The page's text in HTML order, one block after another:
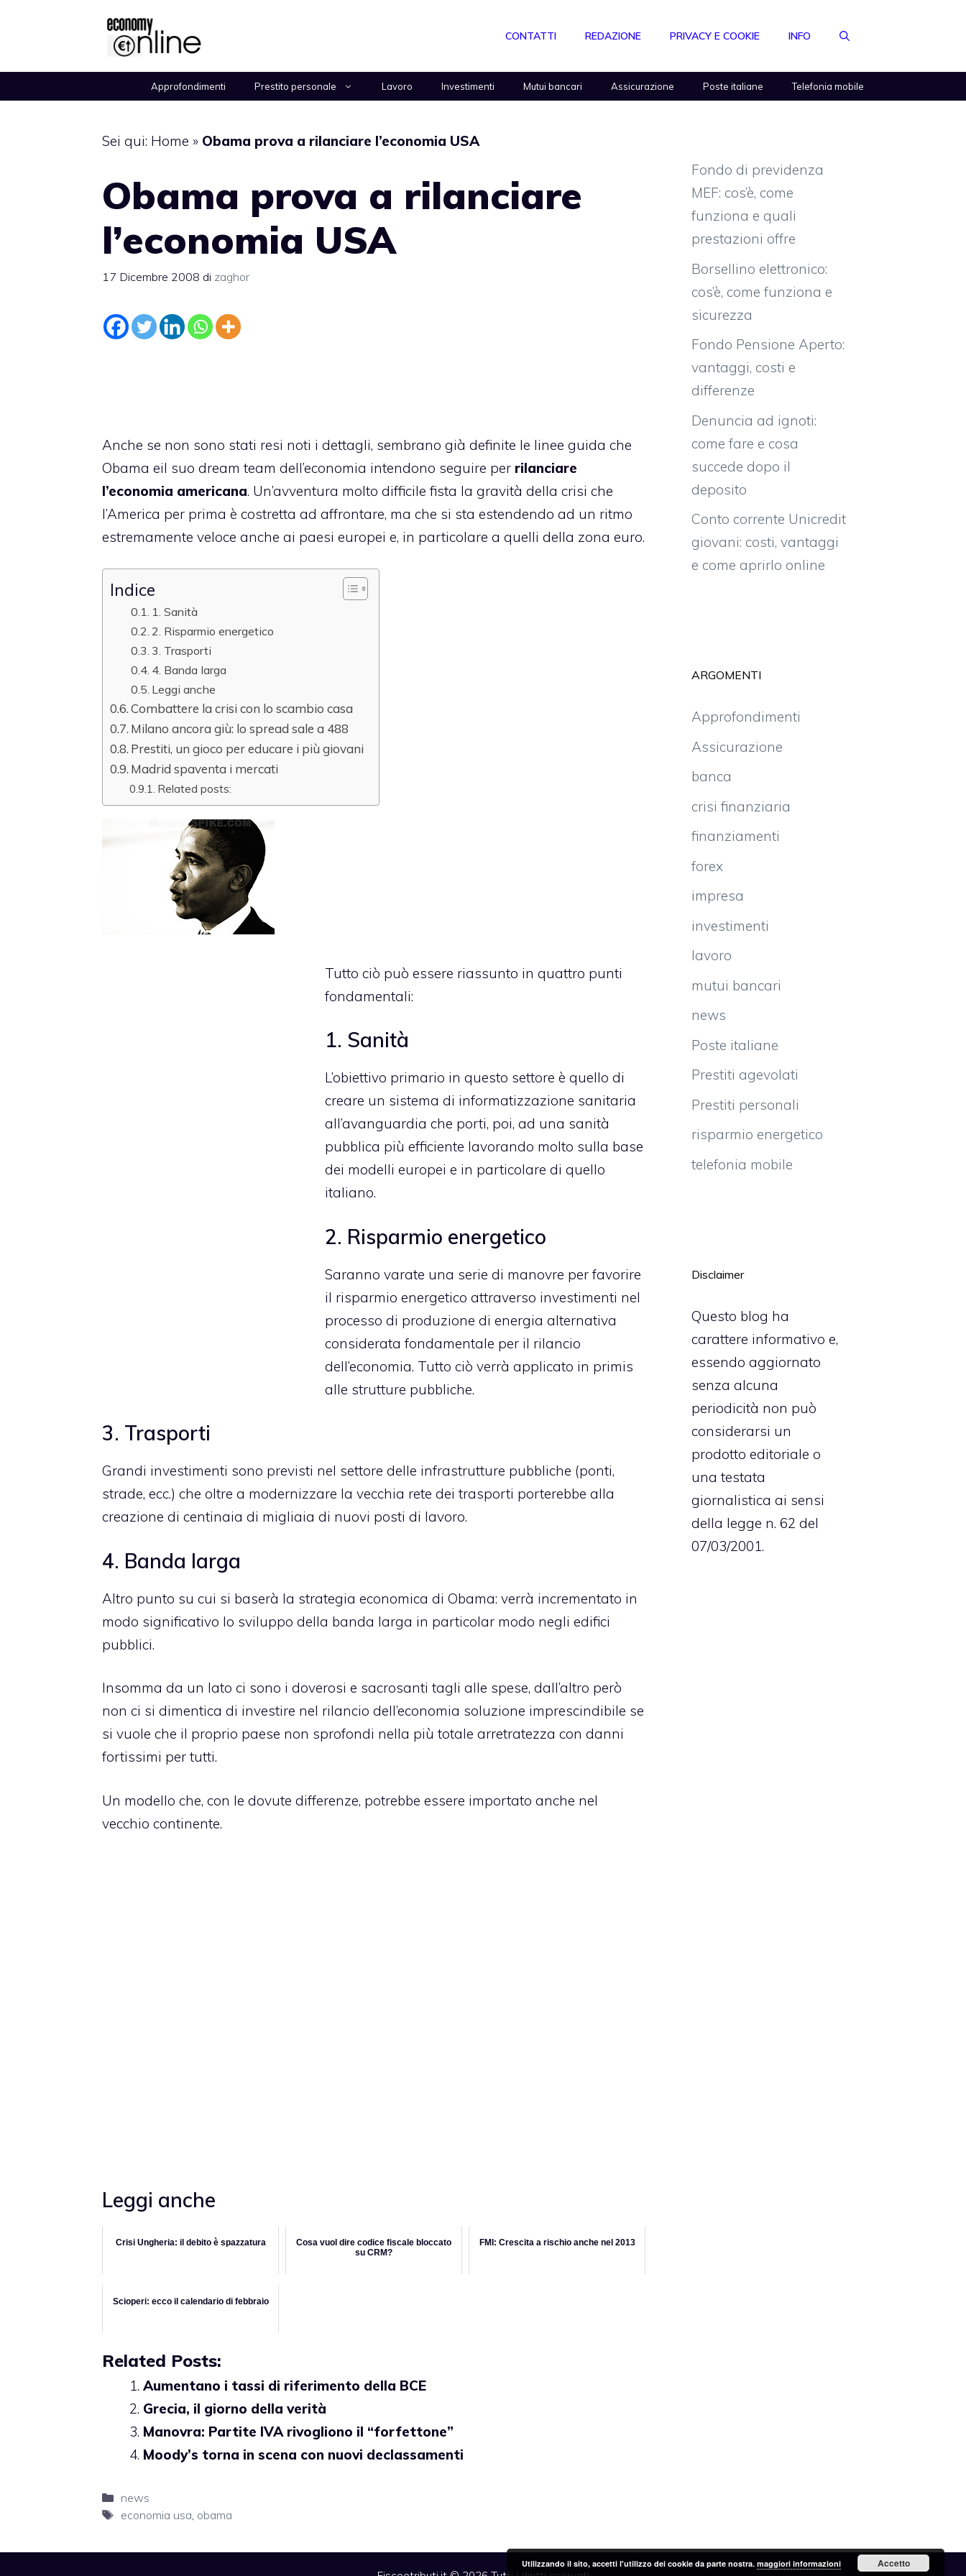
CONTATTI REDAZIONE PRIVACY E COOKIE INFO
Approfondimenti Prestito personale Lavoro Investimenti Mutui bancari Assicurazione Poste italiane Telefonia mobile
Sei qui: Home » Obama prova a rilanciare l’economia USA
Obama prova a rilanciare
l’economia USA
17 Dicembre 2008 di zaghor
Anche se non sono stati resi noti i dettagli, sembrano già definite le linee guida che
Obama eil suo dream team dell’economia intendono seguire per rilanciare
l’economia americana. Un’avventura molto difficile fista la gravità della crisi che
l’America per prima è costretta ad affrontare, ma che si sta estendendo ad un ritmo
estremamente veloce anche ai paesi europei e, in particolare a quelli della zona euro.
Indice
1. Sanità
2. Risparmio energetico
3. Trasporti
4. Banda larga
Leggi anche
Combattere la crisi con lo scambio casa
Milano ancora giù: lo spread sale a 488
Prestiti, un gioco per educare i più giovani
Madrid spaventa i mercati
Related posts:
Tutto ciò può essere riassunto in quattro punti
fondamentali:
1. Sanità
L’obiettivo primario in questo settore è quello di
creare un sistema di informatizzazione sanitaria
all’avanguardia che porti, poi, ad una sanità
pubblica più efficiente lavorando molto sulla base
dei modelli europei e in particolare di quello
italiano.
2. Risparmio energetico
Saranno varate una serie di manovre per favorire
il risparmio energetico attraverso investimenti nel
processo di produzione di energia alternativa
considerata fondamentale per il rilancio
dell’economia. Tutto ciò verrà applicato in primis
alle strutture pubbliche.
3. Trasporti
Grandi investimenti sono previsti nel settore delle infrastrutture pubbliche (ponti,
strade, ecc.) che oltre a modernizzare la vecchia rete dei trasporti porterebbe alla
creazione di centinaia di migliaia di nuovi posti di lavoro.
4. Banda larga
Altro punto su cui si baserà la strategia economica di Obama: verrà incrementato in
modo significativo lo sviluppo della banda larga in particolar modo negli edifici
pubblici.
Insomma da un lato ci sono i doverosi e sacrosanti tagli alle spese, dall’altro però
non ci si dimentica di investire nel rilancio dell’economia soluzione imprescindibile se
si vuole che il proprio paese non sprofondi nella più totale arretratezza con danni
fortissimi per tutti.
Un modello che, con le dovute differenze, potrebbe essere importato anche nel
vecchio continente.
Leggi anche
Crisi Ungheria: il debito è spazzatura
Cosa vuol dire codice fiscale bloccato
su CRM?
FMI: Crescita a rischio anche nel 2013
Scioperi: ecco il calendario di febbraio
Related Posts:
Aumentano i tassi di riferimento della BCE
Grecia, il giorno della verità
Manovra: Partite IVA rivogliono il “forfettone”
Moody’s torna in scena con nuovi declassamenti
Categorie
news
Tag
economia usa, obama
Fondo di previdenza
MEF: cos’è, come
funziona e quali
prestazioni offre
Borsellino elettronico:
cos’è, come funziona e
sicurezza
Fondo Pensione Aperto:
vantaggi, costi e
differenze
Denuncia ad ignoti:
come fare e cosa
succede dopo il
deposito
Conto corrente Unicredit
giovani: costi, vantaggi
e come aprirlo online
ARGOMENTI
Approfondimenti
Assicurazione
banca
crisi finanziaria
finanziamenti
forex
impresa
investimenti
lavoro
mutui bancari
news
Poste italiane
Prestiti agevolati
Prestiti personali
risparmio energetico
telefonia mobile
Disclaimer
Questo blog ha
carattere informativo e,
essendo aggiornato
senza alcuna
periodicità non può
considerarsi un
prodotto editoriale o
una testata
giornalistica ai sensi
della legge n. 62 del
07/03/2001.
Utilizzando il sito, accetti l'utilizzo dei cookie da parte nostra. maggiori informazioni Accetto